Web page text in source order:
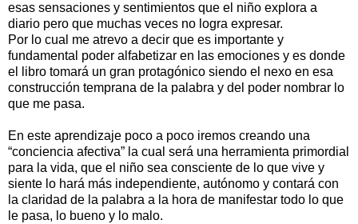
esas sensaciones y sentimientos que el niño explora a
diario pero que muchas veces no logra expresar.
Por lo cual me atrevo a decir que es importante y
fundamental poder alfabetizar en las emociones y es donde
el libro tomará un gran protagónico siendo el nexo en esa
construcción temprana de la palabra y del poder nombrar lo
que me pasa.
En este aprendizaje poco a poco iremos creando una
“conciencia afectiva” la cual será una herramienta primordial
para la vida, que el niño sea consciente de lo que vive y
siente lo hará más independiente, autónomo y contará con
la claridad de la palabra a la hora de manifestar todo lo que
le pasa, lo bueno y lo malo.